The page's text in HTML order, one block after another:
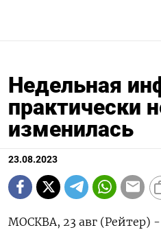
Недельная
практически
изменилась
23.08.2023
МОСКВА, 23 авг (Рейтер)